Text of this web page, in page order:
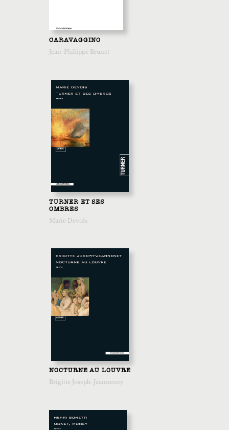
CARAVAGGINO
Jean-Philippe Brunet
TURNER ET SES
OMBRES
Marie Devois
NOCTURNE AU LOUVRE
Brigitte Joseph-Jeanneney